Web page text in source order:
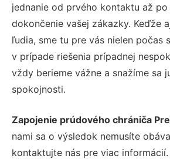
jednanie od prvého kontaktu až po
dokončenie vašej zákazky. Keďže
ľudia, sme tu pre vás nielen počas
v prípade riešenia prípadnej
vždy berieme vážne a snažíme sa
spokojnosti.
Zapojenie prúdového chrániča
nami sa o výsledok nemusíte
kontaktujte nás pre viac